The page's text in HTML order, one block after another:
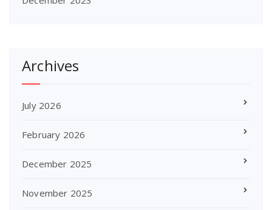
Archives
July 2026
February 2026
December 2025
November 2025